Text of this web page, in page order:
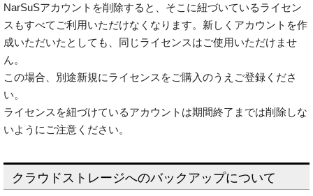
NarSuSアカウントを削除すると、そこに紐づいているライセン
スもすべてご利用いただけなくなります。新しくアカウントを作
成いただいたとしても、同じライセンスはご使用いただけませ
ん。
この場合、別途新規にライセンスをご購入のうえご登録くださ
い。
ライセンスを紐づけているアカウントは期間終了までは削除しな
いようにご注意ください。
クラウドストレージへのバックアップについて